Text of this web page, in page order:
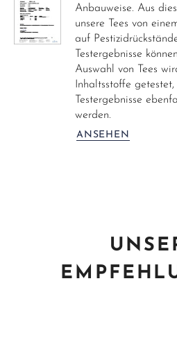
Anbauweise. Aus
unsere Tees von
auf
Testergebnisse
Auswahl von Tees
Inhaltsstoffe
Testergebnisse
werden.
ANSEHEN